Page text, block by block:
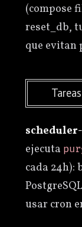
(compose
reset_db,
que evitan
ejecuta
cada 24h):
usar cron